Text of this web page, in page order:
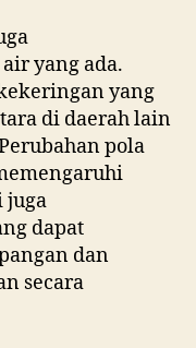
yang ada.
yang
di daerah lain
pola
juga
dapat
dan
secara